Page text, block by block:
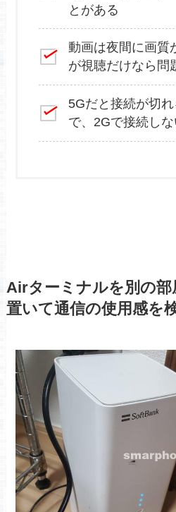
とがある
動画は夜間に画質
が視聴だけなら問
5Gだと接続が切
で、2Gで接続し
Airターミナルを別の部
置いて通信の使用感を